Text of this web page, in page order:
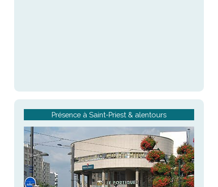
Présence à Saint-Priest & alentours